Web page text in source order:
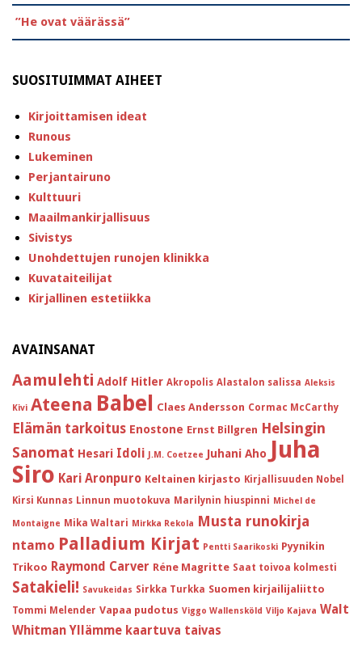
”He ovat väärässä”
SUOSITUIMMAT AIHEET
Kirjoittamisen ideat
Runous
Lukeminen
Perjantairuno
Kulttuuri
Maailmankirjallisuus
Sivistys
Unohdettujen runojen klinikka
Kuvataiteilijat
Kirjallinen estetiikka
AVAINSANAT
Aamulehti Adolf Hitler Akropolis Alastalon salissa Aleksis
Kivi Ateena Babel Claes Andersson Cormac McCarthy
Elämän tarkoitus Enostone Ernst Billgren Helsingin
Sanomat Hesari Idoli J.M. Coetzee Juhani Aho Juha
Siro Kari Aronpuro Keltainen kirjasto Kirjallisuuden Nobel
Kirsi Kunnas Linnun muotokuva Marilynin hiuspinni Michel de
Montaigne Mika Waltari Mirkka Rekola Musta runokirja
ntamo Palladium Kirjat Pentti Saarikoski Pyynikin
Trikoo Raymond Carver Réne Magritte Saat toivoa kolmesti
Satakieli! Savukeidas Sirkka Turkka Suomen kirjailijaliitto
Tommi Melender Vapaa pudotus Viggo Wallensköld Viljo Kajava Walt
Whitman Yllämme kaartuva taivas